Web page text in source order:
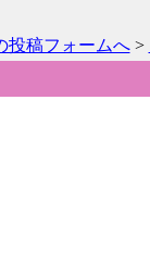
投稿フォームへ>